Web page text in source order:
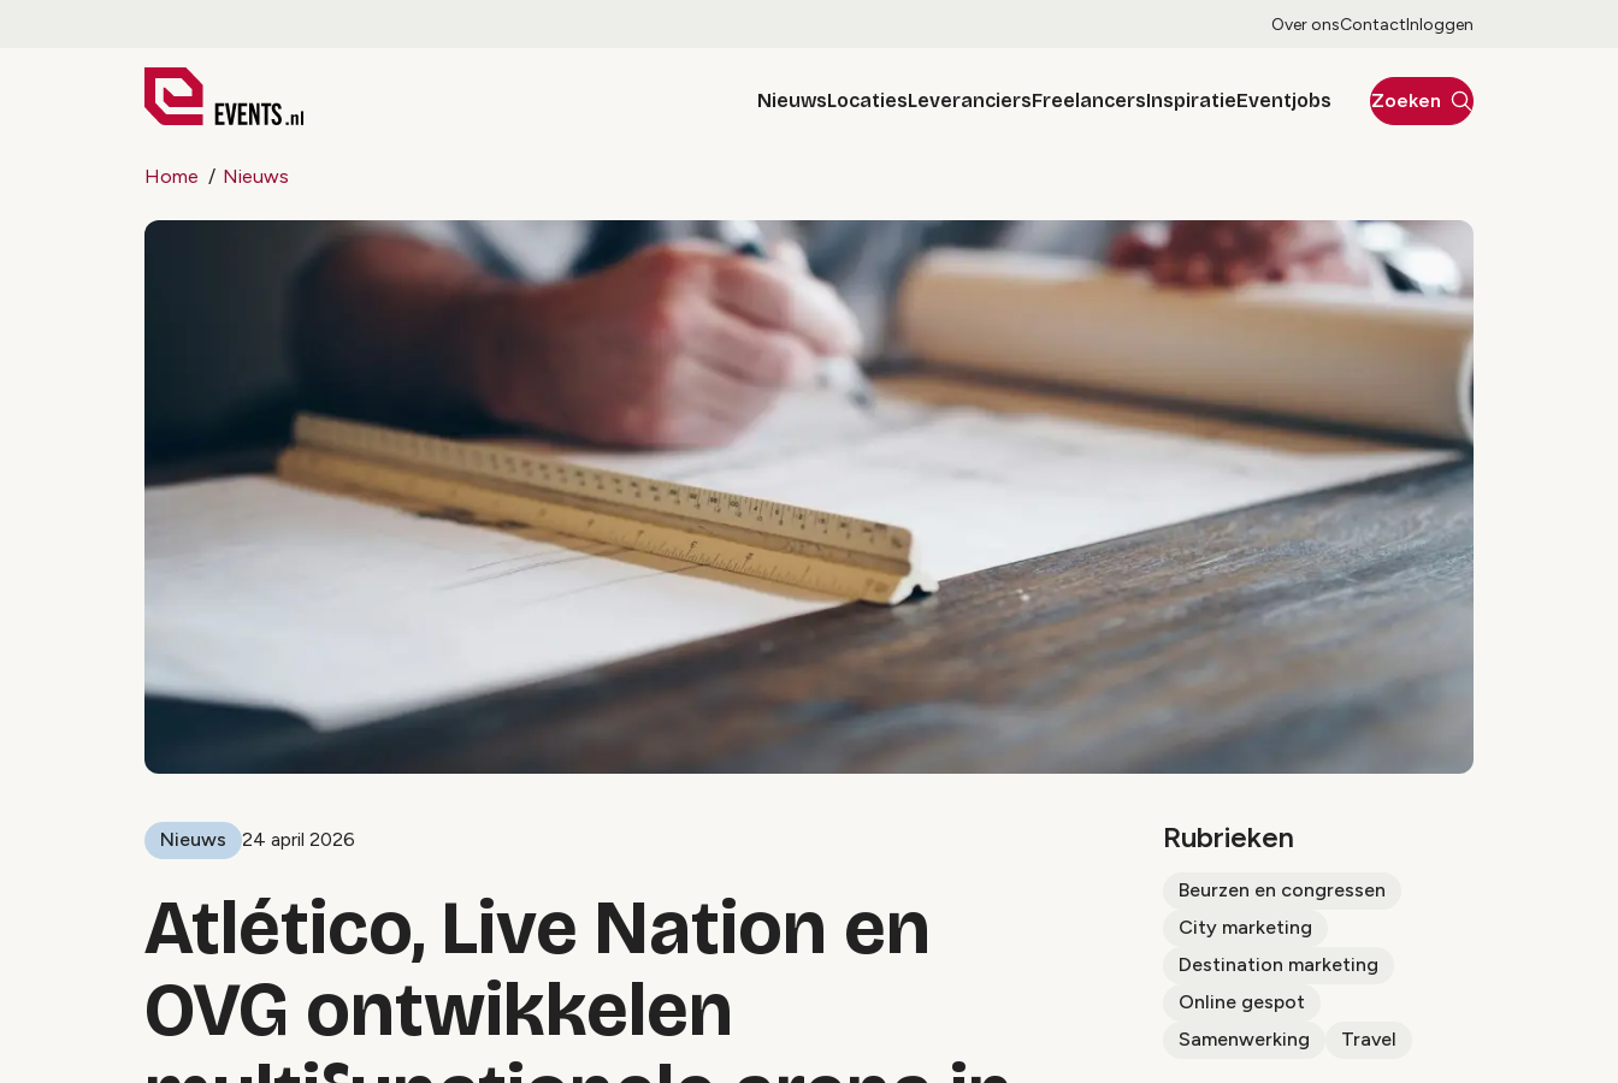
Over onsContactInloggen
NieuwsLocatiesLeveranciersFreelancersInspiratieEventjobs Zoeken
Home Nieuws
Nieuws 24 april 2026
Atlético, Live Nation en
OVG ontwikkelen
Rubrieken
Beurzen en congressen
City marketing
Destination marketing
Online gespot
Samenwerking
Travel